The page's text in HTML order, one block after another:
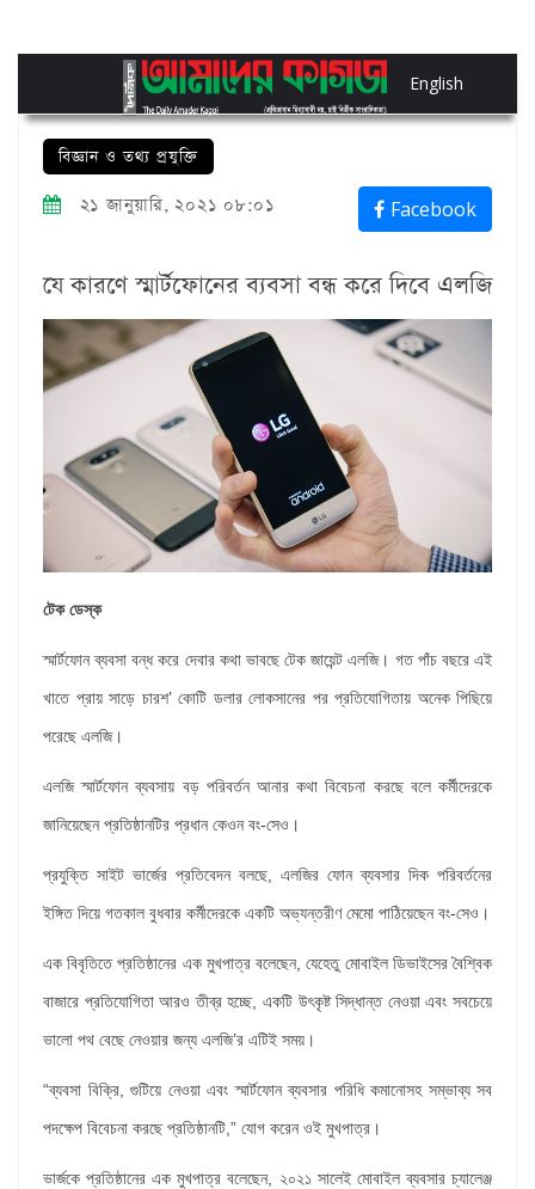
English
বিজ্ঞান ও তথ্য প্রযুক্তি
২১ জানুয়ারি, ২০২১ ০৮:০১ Facebook
যে কারণে স্মার্টফোনের ব্যবসা বন্ধ করে দিবে এলজি
টেক ডেস্ক
স্মার্টফোন ব্যবসা বন্ধ করে দেবার কথা ভাবছে টেক জায়েন্ট এলজি। গত পাঁচ বছরে এই
খাতে প্রায় সাড়ে চারশ’ কোটি ডলার লোকসানের পর প্রতিযোগিতায় অনেক পিছিয়ে
পরেছে এলজি।
এলজি স্মার্টফোন ব্যবসায় বড় পরিবর্তন আনার কথা বিবেচনা করছে বলে কর্মীদেরকে
জানিয়েছেন প্রতিষ্ঠানটির প্রধান কেওন বং-সেও।
প্রযুক্তি সাইট ভার্জের প্রতিবেদন বলছে, এলজির ফোন ব্যবসার দিক পরিবর্তনের
ইঙ্গিত দিয়ে গতকাল বুধবার কর্মীদেরকে একটি অভ্যন্তরীণ মেমো পাঠিয়েছেন বং-সেও।
এক বিবৃতিতে প্রতিষ্ঠানের এক মুখপাত্র বলেছেন, যেহেতু মোবাইল ডিভাইসের বৈশ্বিক
বাজারে প্রতিযোগিতা আরও তীব্র হচ্ছে, একটি উৎকৃষ্ট সিদ্ধান্ত নেওয়া এবং সবচেয়ে
ভালো পথ বেছে নেওয়ার জন্য এলজি’র এটিই সময়।
“ব্যবসা বিক্রি, গুটিয়ে নেওয়া এবং স্মার্টফোন ব্যবসার পরিধি কমানোসহ সম্ভাব্য সব
পদক্ষেপ বিবেচনা করছে প্রতিষ্ঠানটি,” যোগ করেন ওই মুখপাত্র।
ভার্জকে প্রতিষ্ঠানের এক মুখপাত্র বলেছেন, ২০২১ সালেই মোবাইল ব্যবসার চ্যালেঞ্জ